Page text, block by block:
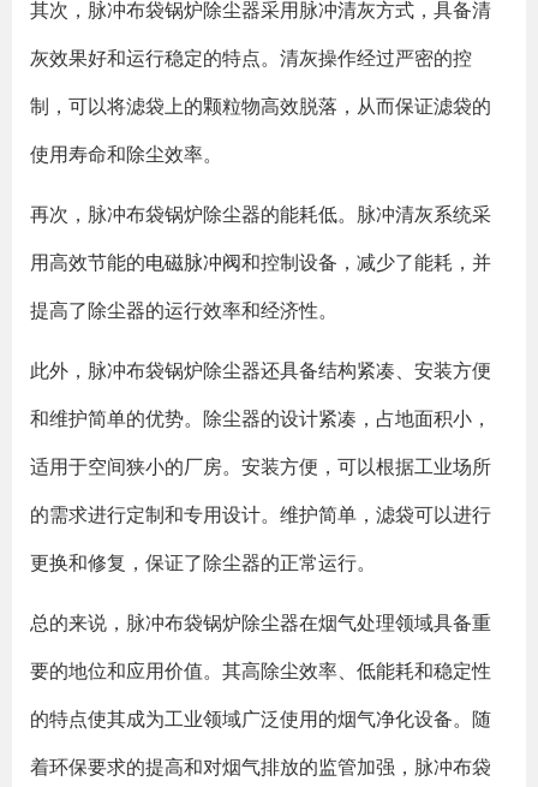
其次，脉冲布袋锅炉除尘器采用脉冲清灰方式，具备清
灰效果好和运行稳定的特点。清灰操作经过严密的控
制，可以将滤袋上的颗粒物高效脱落，从而保证滤袋的
使用寿命和除尘效率。
再次，脉冲布袋锅炉除尘器的能耗低。脉冲清灰系统采
用高效节能的电磁脉冲阀和控制设备，减少了能耗，并
提高了除尘器的运行效率和经济性。
此外，脉冲布袋锅炉除尘器还具备结构紧凑、安装方便
和维护简单的优势。除尘器的设计紧凑，占地面积小，
适用于空间狭小的厂房。安装方便，可以根据工业场所
的需求进行定制和专用设计。维护简单，滤袋可以进行
更换和修复，保证了除尘器的正常运行。
总的来说，脉冲布袋锅炉除尘器在烟气处理领域具备重
要的地位和应用价值。其高除尘效率、低能耗和稳定性
的特点使其成为工业领域广泛使用的烟气净化设备。随
着环保要求的提高和对烟气排放的监管加强，脉冲布袋